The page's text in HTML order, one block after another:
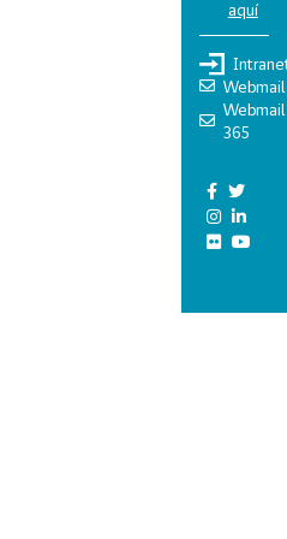
aquí
Webmail
Webmail
365